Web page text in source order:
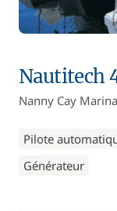
Nautitech
Nanny Cay
Pilote
Générateur